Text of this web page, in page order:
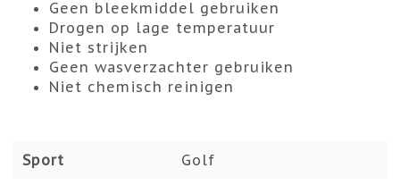
Geen bleekmiddel gebruiken
Drogen op lage temperatuur
Niet strijken
Geen wasverzachter gebruiken
Niet chemisch reinigen
Sport Golf